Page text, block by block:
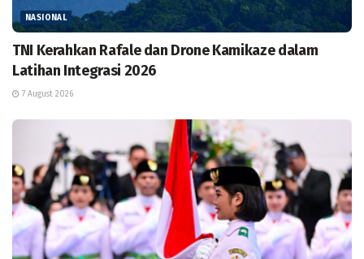
NASIONAL
TNI Kerahkan Rafale dan Drone Kamikaze dalam
Latihan Integrasi 2026
7 August 2026